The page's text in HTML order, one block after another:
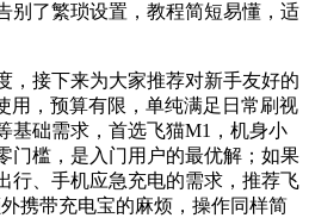
别了繁琐设置，教程简短易懂，适
，接下来为大家推荐对新手友好的
用，预算有限，单纯满足日常刷视
基础需求，首选飞猫M1，机身小
门槛，是入门用户的最优解；如果
行、手机应急充电的需求，推荐飞
携带充电宝的麻烦，操作同样简